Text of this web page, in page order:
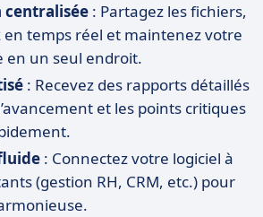
: Partagez les fichiers,
temps réel et maintenez votre
en un seul endroit.
: Recevez des rapports détaillés
et les points critiques
: Connectez votre logiciel à
(gestion RH, CRM, etc.) pour